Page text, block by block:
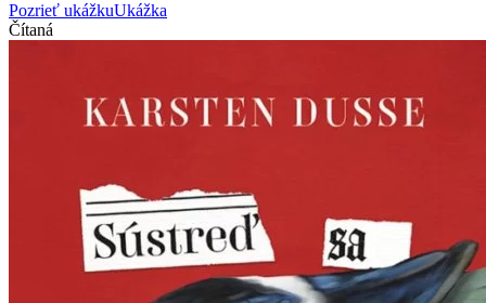
Pozrieť ukážkuUkážka
Čítaná